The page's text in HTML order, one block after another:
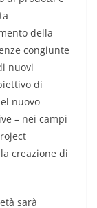
della
congiunte
nuovi
di
nuovo
– nei campi
creazione di
sarà